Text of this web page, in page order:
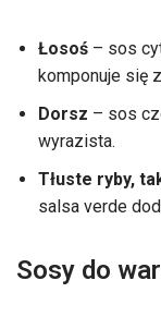
Łosoś – sos
komponuje się
Dorsz – sos
wyrazista.
Tłuste ryby,
salsa verde
Sosy do